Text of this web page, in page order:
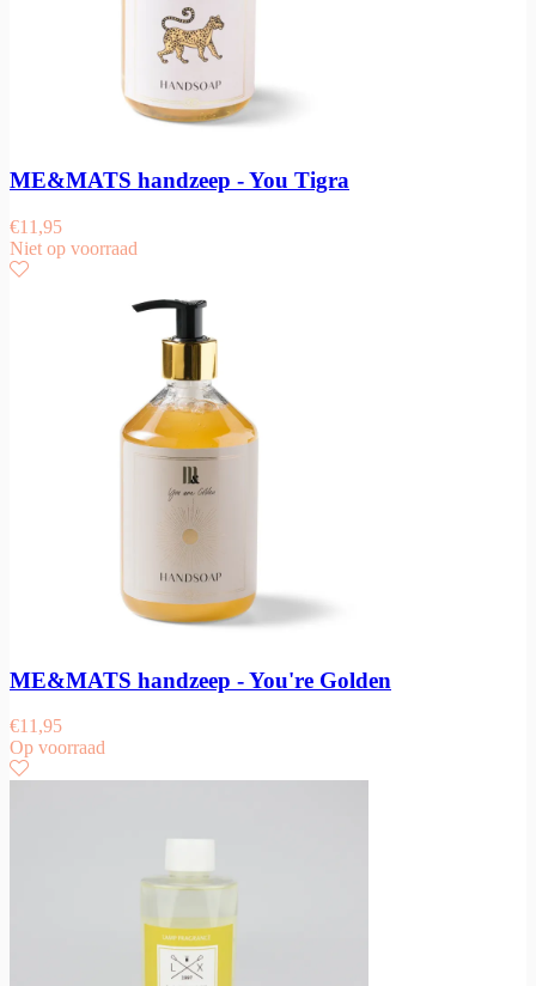
ME&MATS handzeep - You Tigra
€11,95
Niet op voorraad
ME&MATS handzeep - You're Golden
€11,95
Op voorraad